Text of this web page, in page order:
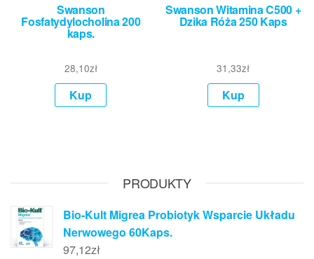
Swanson
Fosfatydylocholina 200
kaps.
28,10zł
Kup
Swanson Witamina C500 +
Dzika Róża 250 Kaps
31,33zł
Kup
PRODUKTY
Bio-Kult Migrea Probiotyk Wsparcie Układu
Nerwowego 60Kaps.
97,12zł